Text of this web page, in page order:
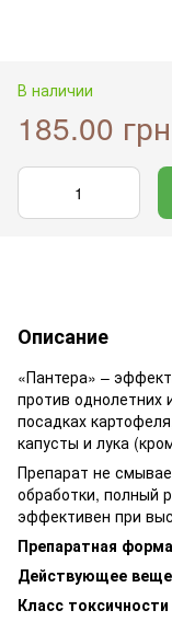
В наличии
185.00 грн
Описание
«Пантера» –
против однолетних
посадках
капусты и лука
Препарат не
обработки, полный
эффективен при
Препаратная форма
Действующее
Класс токсичности